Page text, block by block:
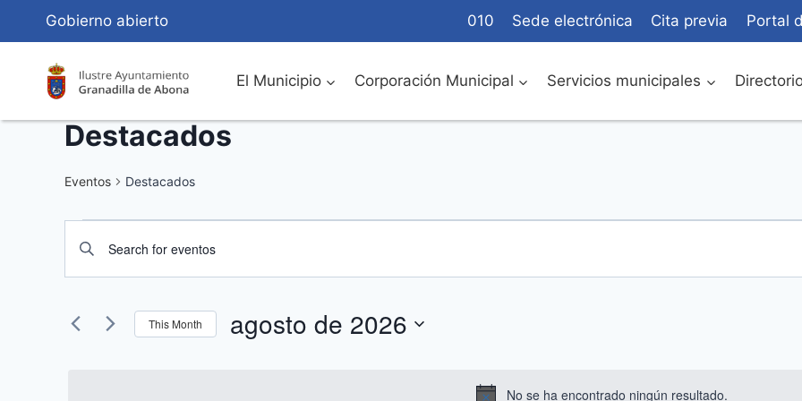
Contenido
Gobierno abierto 010 Sede electrónica Cita previa Portal
El Municipio Corporación Municipal Servicios municipales
Destacados
Eventos Destacados
Eventos
No se ha encontrado ningún resultado.
Navegación
de
búsqueda
Introduce
clave.
This Month agosto de 2026